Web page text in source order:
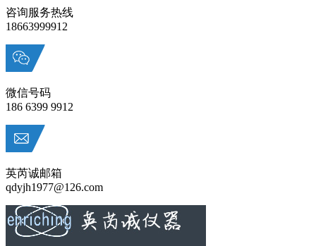
咨询服务热线
18663999912
微信号码
186 6399 9912
英芮诚邮箱
qdyjh1977@126.com